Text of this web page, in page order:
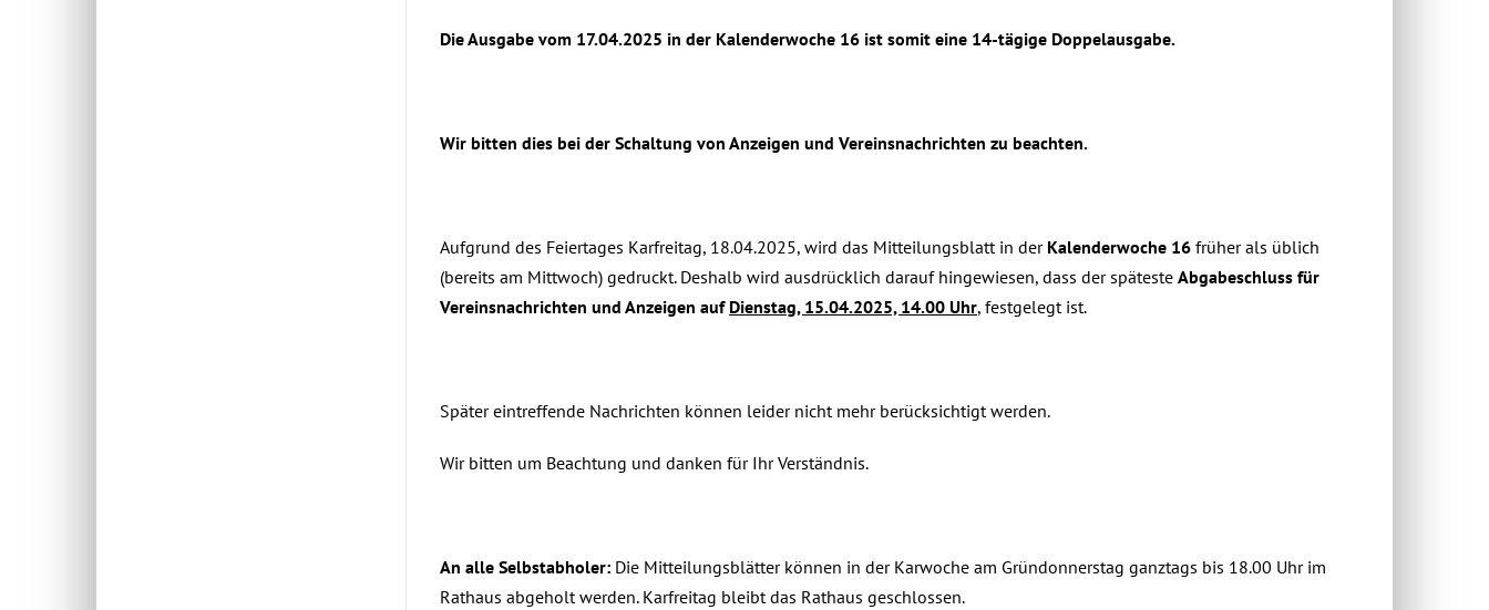
Die Ausgabe vom 17.04.2025 in der Kalenderwoche 16 ist somit eine 14-tägige Doppelausgabe.
Wir bitten dies bei der Schaltung von Anzeigen und Vereinsnachrichten zu beachten.
Aufgrund des Feiertages Karfreitag, 18.04.2025, wird das Mitteilungsblatt in der Kalenderwoche 16 früher als üblich
(bereits am Mittwoch) gedruckt. Deshalb wird ausdrücklich darauf hingewiesen, dass der späteste Abgabeschluss für
Vereinsnachrichten und Anzeigen auf Dienstag, 15.04.2025, 14.00 Uhr, festgelegt ist.
Später eintreffende Nachrichten können leider nicht mehr berücksichtigt werden.
Wir bitten um Beachtung und danken für Ihr Verständnis.
An alle Selbstabholer: Die Mitteilungsblätter können in der Karwoche am Gründonnerstag ganztags bis 18.00 Uhr im
Rathaus abgeholt werden. Karfreitag bleibt das Rathaus geschlossen.